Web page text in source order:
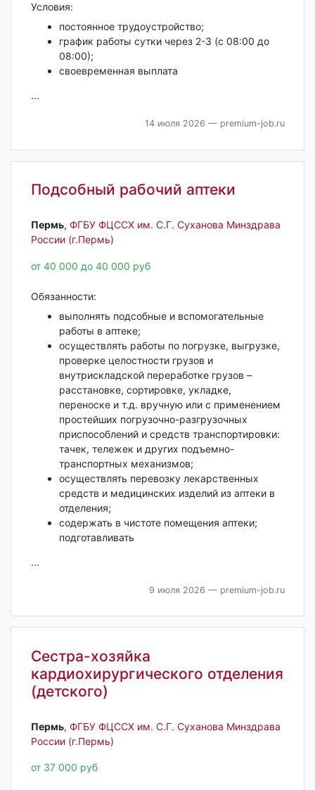
Условия:
постоянное трудоустройство;
график работы сутки через 2-3 (с 08:00 до
08:00);
​своевременная выплата
...
14 июля 2026 — premium-job.ru
Подсобный рабочий аптеки
Пермь‎, ФГБУ ФЦССХ им. С.Г. Суханова Минздрава
России (г.Пермь)
от 40 000 до 40 000 руб
Обязанности:
выполнять подсобные и вспомогательные
работы в аптеке;
осуществлять работы по погрузке, выгрузке,
проверке целостности грузов и
внутрискладской переработке грузов –
расстановке, сортировке, укладке,
переноске и т.д. вручную или с применением
простейших погрузочно-разгрузочных
приспособлений и средств транспортировки:
тачек, тележек и других подъемно-
транспортных механизмов;
осуществлять перевозку лекарственных
средств и медицинских изделий из аптеки в
отделения;
содержать в чистоте помещения аптеки;
подготавливать
...
9 июля 2026 — premium-job.ru
Сестра-хозяйка
кардиохирургического отделения
(детского)
Пермь‎, ФГБУ ФЦССХ им. С.Г. Суханова Минздрава
России (г.Пермь)
от 37 000 руб